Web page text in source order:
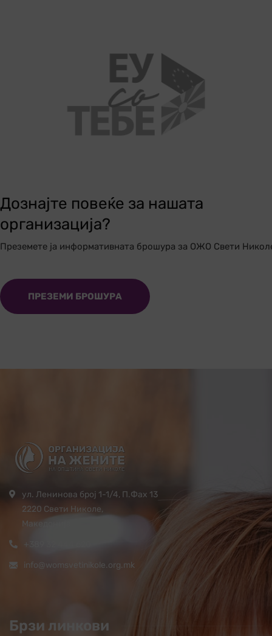
Дознајте повеќе за нашата
организација?
Преземете ја информативната брошура за ОЖО Свети
ПРЕЗЕМИ БРОШУРА
ул. Ленинова број 1-1/4, П.Фах 13
2220 Свети Николе,
Македонија
+389 32 444 620
info@womsvetinikole.org.mk
Брзи линкови